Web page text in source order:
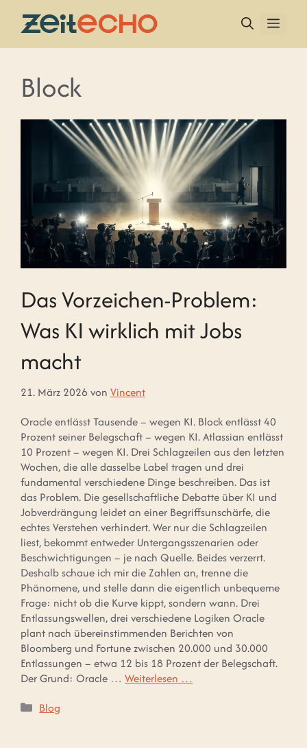
Inhalt
springen
Block
Das Vorzeichen-Problem:
Was KI wirklich mit Jobs
macht
21. März 2026von Vincent
Oracle entlässt Tausende – wegen KI. Block entlässt 40
Prozent seiner Belegschaft – wegen KI. Atlassian entlässt
10 Prozent – wegen KI. Drei Schlagzeilen aus den letzten
Wochen, die alle dasselbe Label tragen und drei
fundamental verschiedene Dinge beschreiben. Das ist
das Problem. Die gesellschaftliche Debatte über KI und
Jobverdrängung leidet an einer Begriffsunschärfe, die
echtes Verstehen verhindert. Wer nur die Schlagzeilen
liest, bekommt entweder Untergangsszenarien oder
Beschwichtigungen – je nach Quelle. Beides verzerrt.
Deshalb schaue ich mir die Zahlen an, trenne die
Phänomene, und stelle dann die eigentlich unbequeme
Frage: nicht ob die Kurve kippt, sondern wann. Drei
Entlassungswellen, drei verschiedene Logiken Oracle
plant nach übereinstimmenden Berichten von
Bloomberg und Fortune zwischen 20.000 und 30.000
Entlassungen – etwa 12 bis 18 Prozent der Belegschaft.
Der Grund: Oracle … Weiterlesen …
Kategorien
Blog